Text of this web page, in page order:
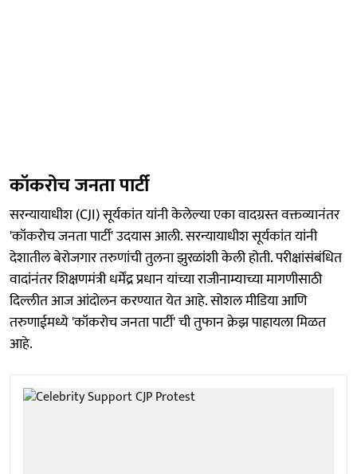
कॉकरोच जनता पार्टी
सरन्यायाधीश (CJI) सूर्यकांत यांनी केलेल्या एका वादग्रस्त वक्तव्यानंतर
'कॉकरोच जनता पार्टी' उदयास आली. सरन्यायाधीश सूर्यकांत यांनी
देशातील बेरोजगार तरुणांची तुलना झुरळांशी केली होती. परीक्षांसंबंधित
वादांनंतर शिक्षणमंत्री धर्मेंद्र प्रधान यांच्या राजीनाम्याच्या मागणीसाठी
दिल्लीत आज आंदोलन करण्यात येत आहे. सोशल मीडिया आणि
तरुणाईमध्ये 'कॉकरोच जनता पार्टी' ची तुफान क्रेझ पाहायला मिळत
आहे.